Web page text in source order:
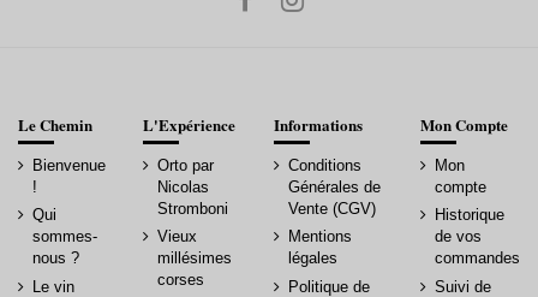
Le Chemin
Bienvenue
!
Qui
sommes-
nous ?
Le vin
L'Expérience
Orto par
Nicolas
Stromboni
Vieux
millésimes
corses
Informations
Conditions
Générales de
Vente (CGV)
Mentions
légales
Politique de
Mon Compte
Mon
compte
Historique
de vos
commandes
Suivi de